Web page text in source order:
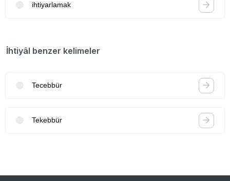
ihtiyarlamak
İhtiyâl benzer kelimeler
Tecebbür
Tekebbür